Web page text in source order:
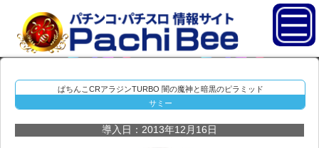
ぱちんこCRアラジンTURBO 闇の魔神と暗黒のピラミッド
サミー
導入日：2013年12月16日